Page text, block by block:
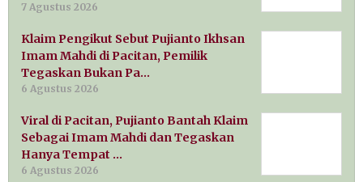
7 Agustus 2026
Klaim Pengikut Sebut Pujianto Ikhsan
Imam Mahdi di Pacitan, Pemilik
Tegaskan Bukan Pa…
6 Agustus 2026
Viral di Pacitan, Pujianto Bantah Klaim
Sebagai Imam Mahdi dan Tegaskan
Hanya Tempat …
6 Agustus 2026